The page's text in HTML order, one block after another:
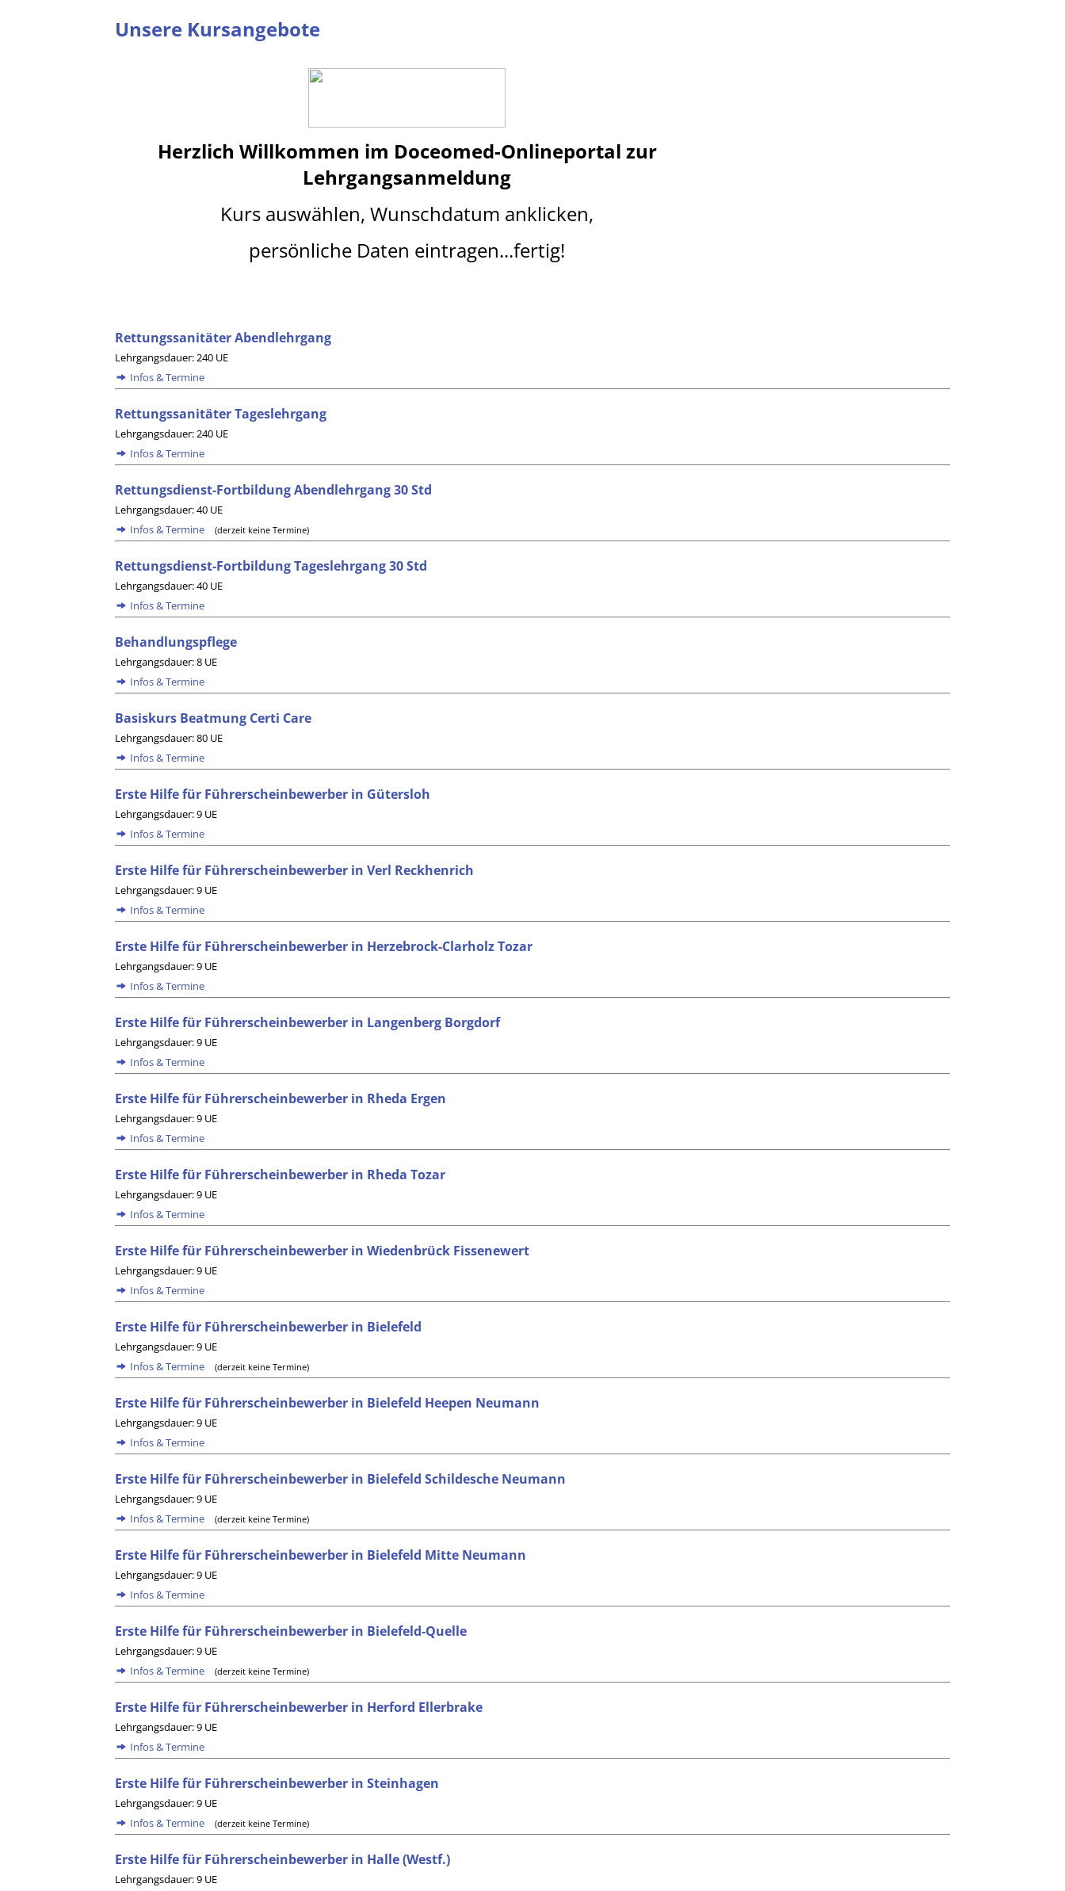
Unsere Kursangebote
Herzlich Willkommen im Doceomed-Onlineportal zur
Lehrgangsanmeldung
Kurs auswählen, Wunschdatum anklicken,
persönliche Daten eintragen...fertig!
Rettungssanitäter Abendlehrgang
Lehrgangsdauer: 240 UE
Infos & Termine
Rettungssanitäter Tageslehrgang
Lehrgangsdauer: 240 UE
Infos & Termine
Rettungsdienst-Fortbildung Abendlehrgang 30 Std
Lehrgangsdauer: 40 UE
Infos & Termine
(derzeit keine Termine)
Rettungsdienst-Fortbildung Tageslehrgang 30 Std
Lehrgangsdauer: 40 UE
Infos & Termine
Behandlungspflege
Lehrgangsdauer: 8 UE
Infos & Termine
Basiskurs Beatmung Certi Care
Lehrgangsdauer: 80 UE
Infos & Termine
Erste Hilfe für Führerscheinbewerber in Gütersloh
Lehrgangsdauer: 9 UE
Infos & Termine
Erste Hilfe für Führerscheinbewerber in Verl Reckhenrich
Lehrgangsdauer: 9 UE
Infos & Termine
Erste Hilfe für Führerscheinbewerber in Herzebrock-Clarholz Tozar
Lehrgangsdauer: 9 UE
Infos & Termine
Erste Hilfe für Führerscheinbewerber in Langenberg Borgdorf
Lehrgangsdauer: 9 UE
Infos & Termine
Erste Hilfe für Führerscheinbewerber in Rheda Ergen
Lehrgangsdauer: 9 UE
Infos & Termine
Erste Hilfe für Führerscheinbewerber in Rheda Tozar
Lehrgangsdauer: 9 UE
Infos & Termine
Erste Hilfe für Führerscheinbewerber in Wiedenbrück Fissenewert
Lehrgangsdauer: 9 UE
Infos & Termine
Erste Hilfe für Führerscheinbewerber in Bielefeld
Lehrgangsdauer: 9 UE
Infos & Termine
(derzeit keine Termine)
Erste Hilfe für Führerscheinbewerber in Bielefeld Heepen Neumann
Lehrgangsdauer: 9 UE
Infos & Termine
Erste Hilfe für Führerscheinbewerber in Bielefeld Schildesche Neumann
Lehrgangsdauer: 9 UE
Infos & Termine
(derzeit keine Termine)
Erste Hilfe für Führerscheinbewerber in Bielefeld Mitte Neumann
Lehrgangsdauer: 9 UE
Infos & Termine
Erste Hilfe für Führerscheinbewerber in Bielefeld-Quelle
Lehrgangsdauer: 9 UE
Infos & Termine
(derzeit keine Termine)
Erste Hilfe für Führerscheinbewerber in Herford Ellerbrake
Lehrgangsdauer: 9 UE
Infos & Termine
Erste Hilfe für Führerscheinbewerber in Steinhagen
Lehrgangsdauer: 9 UE
Infos & Termine
(derzeit keine Termine)
Erste Hilfe für Führerscheinbewerber in Halle (Westf.)
Lehrgangsdauer: 9 UE